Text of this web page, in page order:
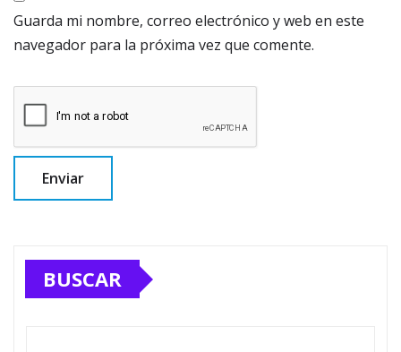
Guarda mi nombre, correo electrónico y web en este
navegador para la próxima vez que comente.
BUSCAR